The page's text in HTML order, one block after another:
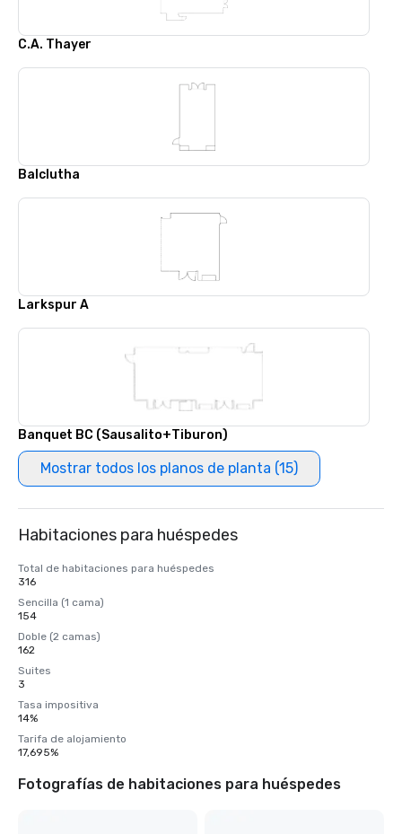
C.A. Thayer
Balclutha
Larkspur A
Banquet BC (Sausalito+Tiburon)
Mostrar todos los planos de planta (15)
Habitaciones para huéspedes
Total de habitaciones para huéspedes
316
Sencilla (1 cama)
154
Doble (2 camas)
162
Suites
3
Tasa impositiva
14%
Tarifa de alojamiento
17,695%
Fotografías de habitaciones para huéspedes